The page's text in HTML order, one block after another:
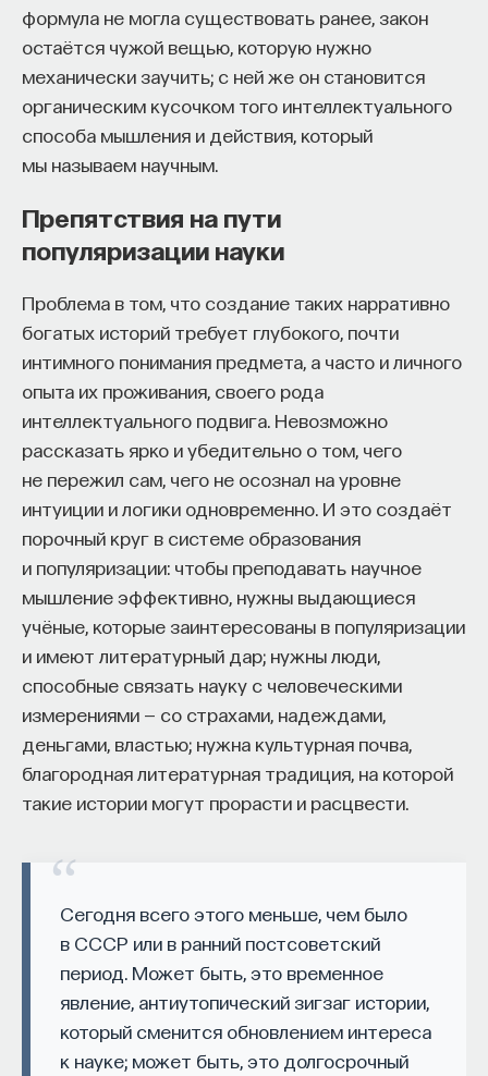
формула не могла существовать ранее, закон
остаётся чужой вещью, которую нужно
механически заучить; с ней же он становится
органическим кусочком того интеллектуального
способа мышления и действия, который
мы называем научным.
Препятствия на пути
популяризации науки
Проблема в том, что создание таких нарративно
богатых историй требует глубокого, почти
интимного понимания предмета, а часто и личного
опыта их проживания, своего рода
интеллектуального подвига. Невозможно
рассказать ярко и убедительно о том, чего
не пережил сам, чего не осознал на уровне
интуиции и логики одновременно. И это создаёт
порочный круг в системе образования
и популяризации: чтобы преподавать научное
мышление эффективно, нужны выдающиеся
учёные, которые заинтересованы в популяризации
и имеют литературный дар; нужны люди,
способные связать науку с человеческими
измерениями — со страхами, надеждами,
деньгами, властью; нужна культурная почва,
благородная литературная традиция, на которой
такие истории могут прорасти и расцвести.
Сегодня всего этого меньше, чем было
в СССР или в ранний постсоветский
период. Может быть, это временное
явление, антиутопический зигзаг истории,
который сменится обновлением интереса
к науке; может быть, это долгосрочный